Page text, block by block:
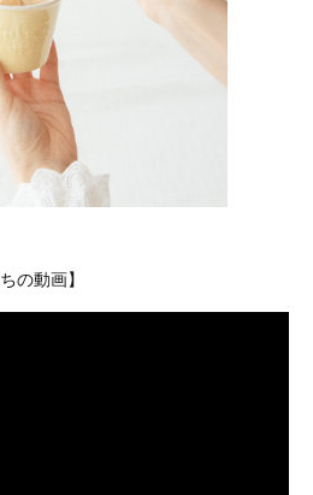
の動画】